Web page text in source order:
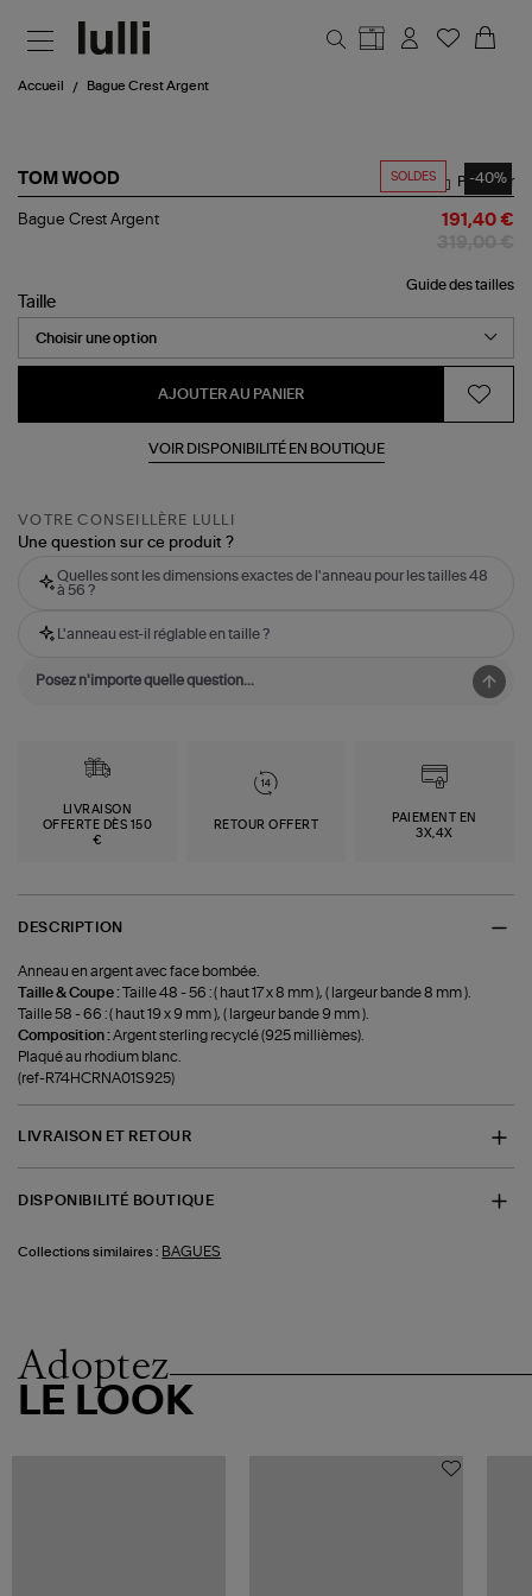
Accueil Bague Crest Argent
SOLDES -40%
TOM WOOD
Bague
Partager
Bague Crest Argent 191,40 €
Guide des tailles
Taille
AJOUTER AU PANIER
VOIR DISPONIBILITÉ EN BOUTIQUE
VOTRE CONSEILLÈRE LULLI
Une question sur ce produit ?
Quelles sont les dimensions exactes de l'anneau pour les tailles 48
à 56 ?
L'anneau est-il réglable en taille ?
LIVRAISON
OFFERTE DÈS 150
€
RETOUR OFFERT
PAIEMENT EN
3X,4X
DESCRIPTION
Anneau en argent avec face bombée.
Taille & Coupe :Taille 48 - 56 : ( haut 17 x 8 mm ), ( largeur bande 8 mm ).
Taille 58 - 66 : ( haut 19 x 9 mm ), ( largeur bande 9 mm ).
Composition :Argent sterling recyclé (925 millièmes).
Plaqué au rhodium blanc.
(ref-R74HCRNA01S925)
LIVRAISON ET RETOUR
DISPONIBILITÉ BOUTIQUE
Collections similaires : BAGUES
Adoptez
LE LOOK